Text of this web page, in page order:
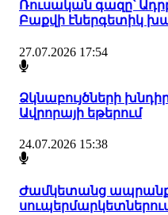
Ռուսական գազը՝
Բաքվի էներգետիկ
27.07.2026 17:54
Ձկնաբույծների
Ավրորայի եթերում
24.07.2026 15:38
Ժամկետանց